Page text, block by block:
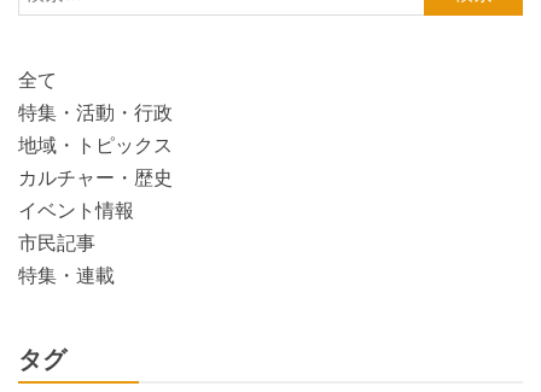
索:
全て
特集・活動・行政
地域・トピックス
カルチャー・歴史
イベント情報
市民記事
特集・連載
タグ